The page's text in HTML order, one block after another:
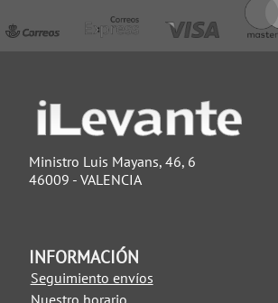
Ministro Luis Mayans, 46, 6
46009 - VALENCIA
INFORMACIÓN
Seguimiento envíos
Nuestro horario